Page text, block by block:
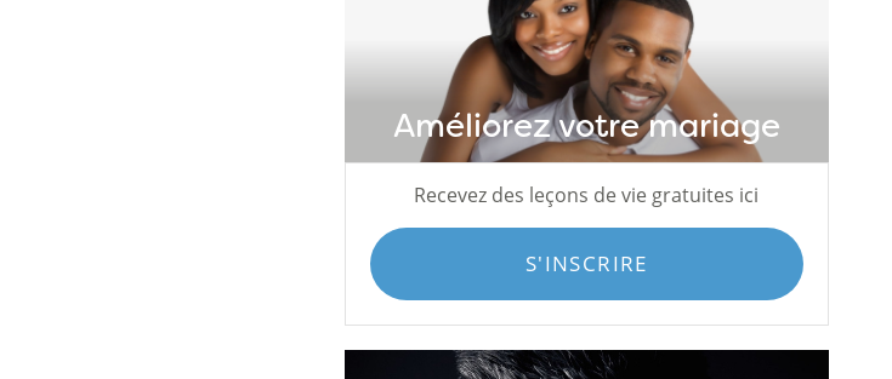
Améliorez votre mariage
Recevez des leçons de vie gratuites ici
S'INSCRIRE